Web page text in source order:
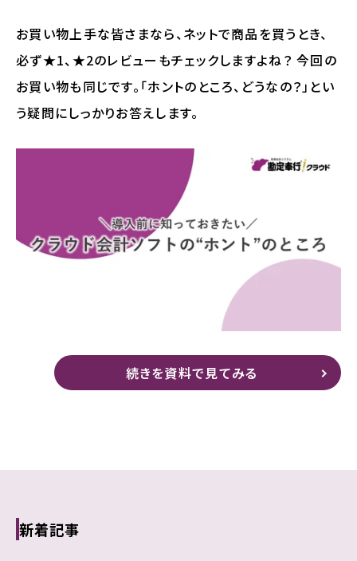
お買い物上手な皆さまなら、ネットで商品を買うとき、
必ず★1、★2のレビューもチェックしますよね？ 今回の
お買い物も同じです。「ホントのところ、どうなの？」とい
う疑問にしっかりお答えします。
続きを資料で見てみる
新着記事